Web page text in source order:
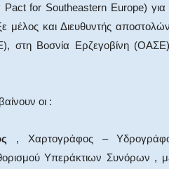
for Southeastern Europe)
μέλος και Διευθυντής
στη Βοσνία Ερζεγοβίνη
οι :
, Χαρτογράφος –
Υπεράκτιων Συνόρων ,